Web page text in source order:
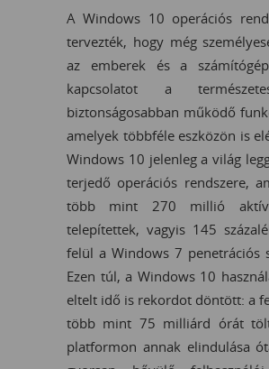
A Windows 10 operációs
tervezték, hogy még
az emberek és a
kapcsolatot a
biztonságosabban működő
amelyek többféle eszközön is
Windows 10 jelenleg a világ
terjedő operációs rendszere,
több mint 270 millió aktív
telepítettek, vagyis 145
felül a Windows 7 penetrációs
Ezen túl, a Windows 10
eltelt idő is rekordot döntött: a
több mint 75 milliárd órát
platformon annak elindulása